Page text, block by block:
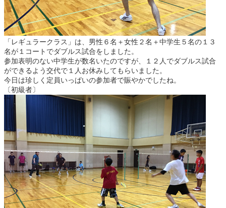
「レギュラークラス」は、男性６名＋女性２名＋中学生５名の１３
名が１コートでダブルス試合をしました。
参加表明のない中学生が数名いたのですが、１２人でダブルス試合
ができるよう交代で１人お休みしてもらいました。
今日は珍しく定員いっぱいの参加者で賑やかでしたね。
〔初級者〕